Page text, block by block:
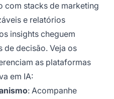
com stacks de marketing
e relatórios
insights cheguem
de decisão. Veja os
as plataformas
em IA:
: Acompanhe